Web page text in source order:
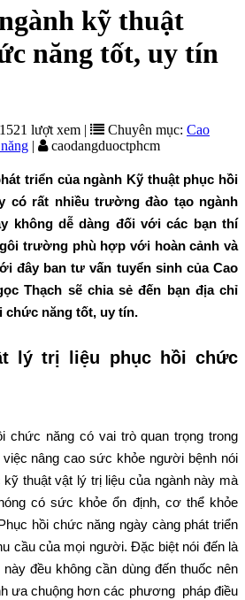
kỹ thuật
năng tốt, uy tín
1521 lượt xem | Chuyên mục: Cao
| caodangduoctphcm
triển của ngành Kỹ thuật phục hồi
có rất nhiều trường đào tạo ngành
không dễ dàng đối với các bạn thí
trường phù hợp với hoàn cảnh và
đây ban tư vấn tuyển sinh của Cao
Thạch sẽ chia sẻ đến bạn địa chỉ
chức năng tốt, uy tín.
lý trị liệu phục hồi chức
chức năng có vai trò quan trọng trong
nâng cao sức khỏe người bệnh nói
thuật vật lý trị liệu của ngành này mà
có sức khỏe ổn định, cơ thể khỏe
hồi chức năng ngày càng phát triển
cầu của mọi người. Đặc biệt nói đến là
đều không cần dùng đến thuốc nên
ưa chuộng hơn các phương pháp điều